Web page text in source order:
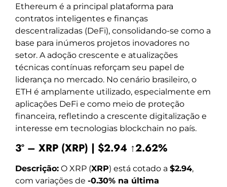
Ethereum é a principal plataforma para
contratos inteligentes e finanças
descentralizadas (DeFi), consolidando-se como a
base para inúmeros projetos inovadores no
setor. A adoção crescente e atualizações
técnicas contínuas reforçam seu papel de
liderança no mercado. No cenário brasileiro, o
ETH é amplamente utilizado, especialmente em
aplicações DeFi e como meio de proteção
financeira, refletindo a crescente digitalização e
interesse em tecnologias blockchain no país.
3º – XRP (XRP) | $2.94 ↑2.62%
Descrição: O XRP (XRP) está cotado a $2.94,
com variações de -0.30% na última